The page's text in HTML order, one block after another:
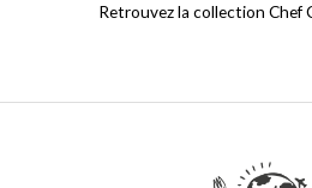
Retrouvez la collection Chef